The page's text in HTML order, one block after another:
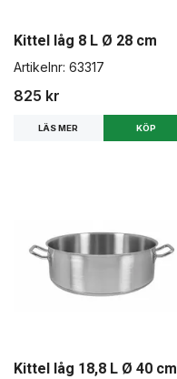
Kittel låg 8 L Ø 28 cm
Artikelnr: 63317
825 kr
LÄS MER
Kittel låg 18,8 L Ø 40 cm